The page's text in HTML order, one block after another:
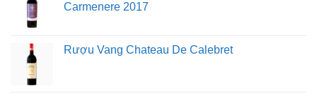
Carmenere 2017
Rượu Vang Chateau De Calebret